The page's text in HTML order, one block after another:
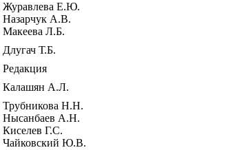
Журавлева Е.Ю.
Назарчук А.В.
Макеева Л.Б.
Длугач Т.Б.
Редакция
Калашян А.Л.
Трубникова Н.Н.
Нысанбаев А.Н.
Киселев Г.С.
Чайковский Ю.В.